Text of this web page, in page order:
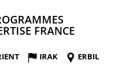
FRANCE
IRAK
ERBIL